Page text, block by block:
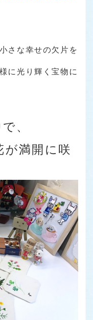
さな幸せの欠片を
に光り輝く宝物に
、
満開に咲